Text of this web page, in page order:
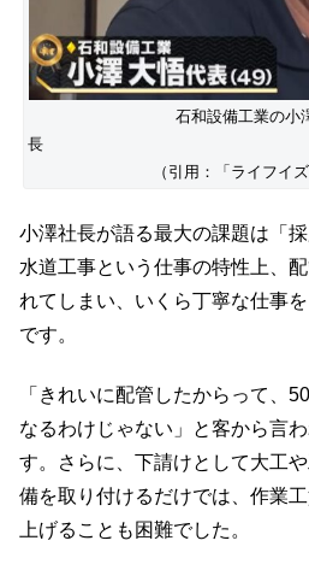
石和設備工業の小
（引用：「ライフイズ
小澤社長が語る最大の課題は「
水道工事という仕事の特性上、
れてしまい、いくら丁寧な仕事
です。
「きれいに配管したからって、
なるわけじゃない」と客から言
す。さらに、下請けとして大工
備を取り付けるだけでは、作業
上げることも困難でした。